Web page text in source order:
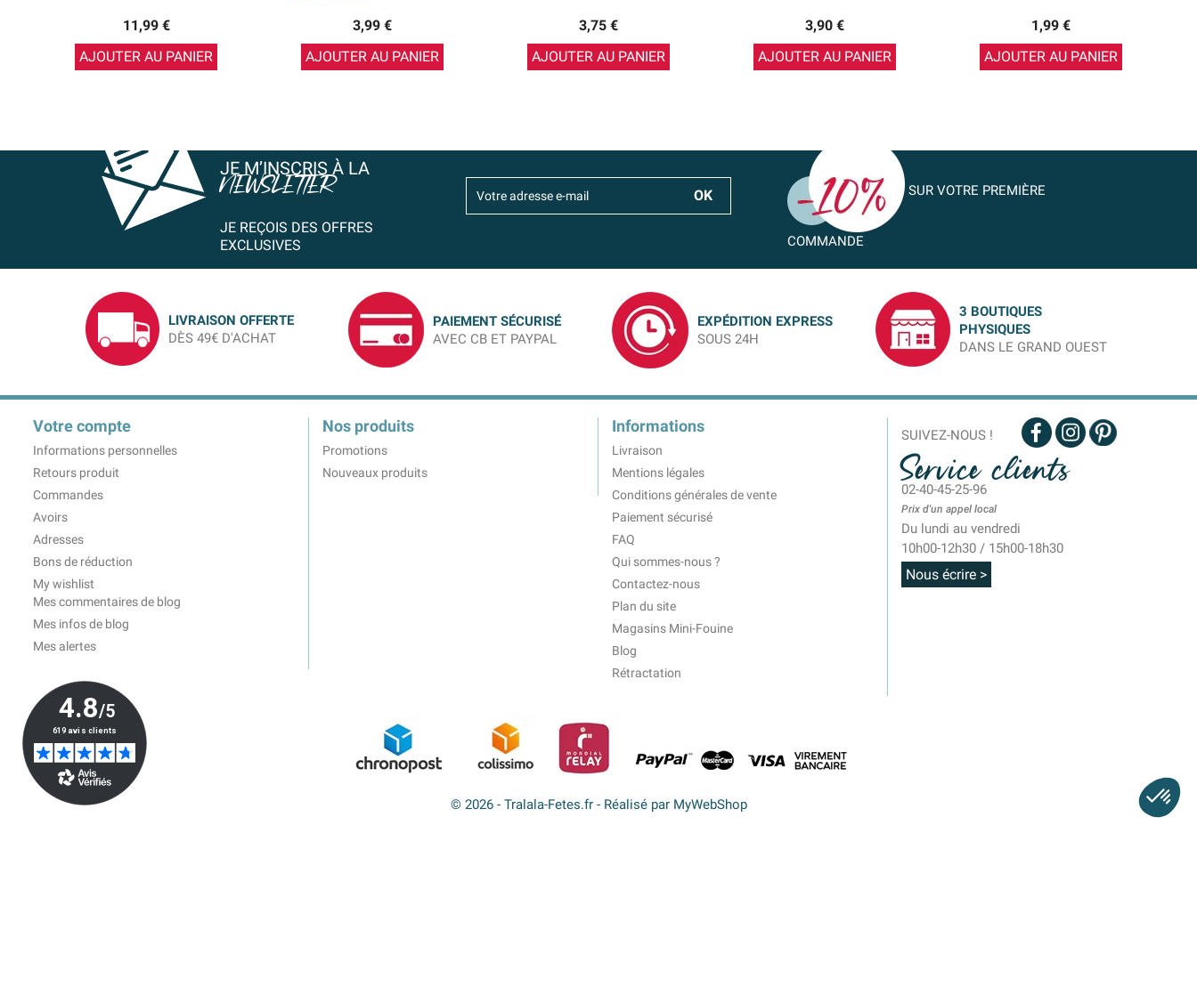
11,99 €
AJOUTER AU PANIER
3,99 €
AJOUTER AU PANIER
3,75 €
AJOUTER AU PANIER
3,90 €
AJOUTER AU PANIER
1,99 €
AJOUTER AU PANIER
JE M’INSCRIS À LA
NEWSLETTER
JE REÇOIS DES OFFRES
EXCLUSIVES
SUR VOTRE PREMIÈRE
COMMANDE
LIVRAISON OFFERTE
DÈS 49€ D'ACHAT
PAIEMENT SÉCURISÉ
AVEC CB ET PAYPAL
EXPÉDITION EXPRESS
SOUS 24H
3 BOUTIQUES
PHYSIQUES
DANS LE GRAND OUEST
Votre compte
Informations personnelles
Retours produit
Commandes
Avoirs
Adresses
Bons de réduction
My wishlist
Mes commentaires de blog
Mes infos de blog
Mes alertes
Nos produits
Promotions
Nouveaux produits
Informations
Livraison
Mentions légales
Conditions générales de vente
Paiement sécurisé
FAQ
Qui sommes-nous ?
Contactez-nous
Plan du site
Magasins Mini-Fouine
Blog
Rétractation
SUIVEZ-NOUS !
Service clients
02-40-45-25-96
Prix d'un appel local
Du lundi au vendredi
10h00-12h30 / 15h00-18h30
Nous écrire >
© 2026 - Tralala-Fetes.fr - Réalisé par MyWebShop